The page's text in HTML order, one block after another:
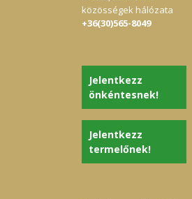
közösségek hálózata
+36(30)565-8049
Jelentkezz
önkéntesnek!
Jelentkezz
termelőnek!